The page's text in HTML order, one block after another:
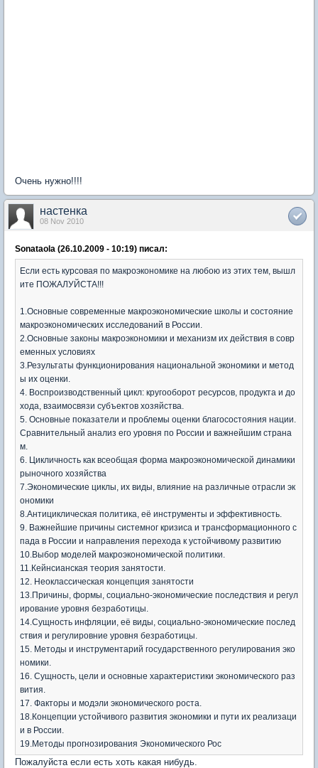
Очень нужно!!!!
настенка
08 Nov 2010
Sonataola (26.10.2009 - 10:19) писал:
Если есть курсовая по макроэкономике на любою из этих тем, вышл
ите ПОЖАЛУЙСТА!!!
1.Основные современные макроэкономические школы и состояние
макроэкономических исследований в России.
2.Основные законы макроэкономики и механизм их действия в совр
еменных условиях
3.Результаты функционирования национальной экономики и метод
ы их оценки.
4. Воспроизводственный цикл: кругооборот ресурсов, продукта и до
хода, взаимосвязи субъектов хозяйства.
5. Основные показатели и проблемы оценки благосостояния нации.
Сравнительный анализ его уровня по России и важнейшим страна
м.
6. Цикличность как всеобщая форма макроэкономической динамики
рыночного хозяйства
7.Экономические циклы, их виды, влияние на различные отрасли эк
ономики
8.Антициклическая политика, её инструменты и эффективность.
9. Важнейшие причины системног кризиса и трансформационного с
пада в России и направления перехода к устойчивому развитию
10.Выбор моделей макроэкономической политики.
11.Кейнсианская теория занятости.
12. Неоклассическая концепция занятости
13.Причины, формы, социально-экономические последствия и регул
ирование уровня безработицы.
14.Сущность инфляции, её виды, социально-экономические послед
ствия и регулировние уровня безработицы.
15. Методы и инструментарий государственного регулирования эко
номики.
16. Сущность, цели и основные характеристики экономического раз
вития.
17. Факторы и модэли экономического роста.
18.Концепции устойчивого развития экономики и пути их реализаци
и в России.
19.Методы прогнозирования Экономического Рос
Пожалуйста если есть хоть какая нибудь.